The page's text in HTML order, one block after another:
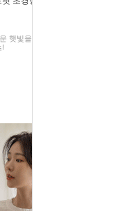
햇빛을 차단해주며 반바지보다
!